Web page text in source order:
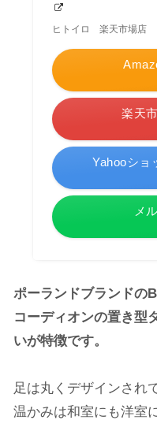
ヒトイロ 楽天市場店
楽天
Yahooショ
メ
ポーランドブランドの
コーディオンの置き型
いが特徴です。
足は丸くデザインされ
温かみは和室にも洋室